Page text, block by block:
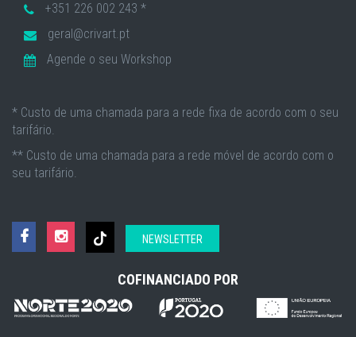
+351 226 002 243 *
geral@crivart.pt
Agende o seu Workshop
* Custo de uma chamada para a rede fixa de acordo com o seu
tarifário.
** Custo de uma chamada para a rede móvel de acordo com o
seu tarifário.
NEWSLETTER
COFINANCIADO POR